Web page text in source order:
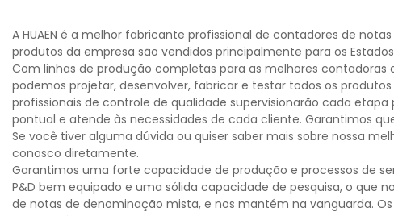
A HUAEN é a melhor fabricante profissional de contadores de
produtos da empresa são vendidos principalmente para os
Com linhas de produção completas para as melhores
podemos projetar, desenvolver, fabricar e testar todos os
profissionais de controle de qualidade supervisionarão cada
pontual e atende às necessidades de cada cliente. Garantimos
Se você tiver alguma dúvida ou quiser saber mais sobre nossa
conosco diretamente.
Garantimos uma forte capacidade de produção e processos de
P&D bem equipado e uma sólida capacidade de pesquisa, o que
de notas de denominação mista, e nos mantém na vanguarda.